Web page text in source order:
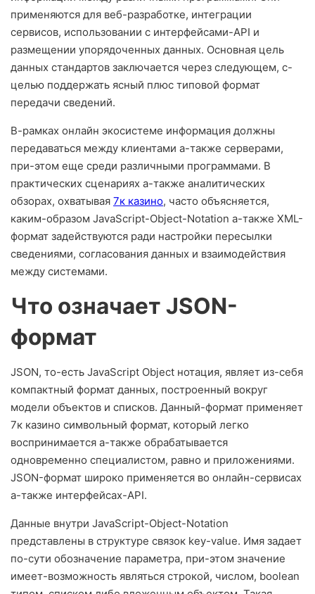
применяются для веб-разработке, интеграции
сервисов, использовании с интерфейсами-API и
размещении упорядоченных данных. Основная цель
данных стандартов заключается через следующем, с-
целью поддержать ясный плюс типовой формат
передачи сведений.
В-рамках онлайн экосистеме информация должны
передаваться между клиентами а-также серверами,
при-этом еще среди различными программами. В
практических сценариях а-также аналитических
обзорах, охватывая 7к казино, часто объясняется,
каким-образом JavaScript-Object-Notation а-также XML-
формат задействуются ради настройки пересылки
сведениями, согласования данных и взаимодействия
между системами.
Что означает JSON-
формат
JSON, то-есть JavaScript Object нотация, являет из-себя
компактный формат данных, построенный вокруг
модели объектов и списков. Данный-формат применяет
7к казино символьный формат, который легко
воспринимается а-также обрабатывается
одновременно специалистом, равно и приложениями.
JSON-формат широко применяется во онлайн-сервисах
а-также интерфейсах-API.
Данные внутри JavaScript-Object-Notation
представлены в структуре связок key-value. Имя задает
по-сути обозначение параметра, при-этом значение
имеет-возможность являться строкой, числом, boolean